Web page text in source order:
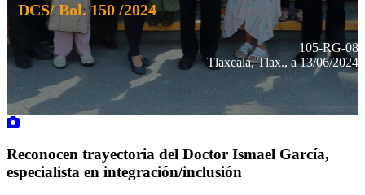
DCS/ Bol. 150 /2024
105-RG-08
Tlaxcala, Tlax., a 13/06/2024
Reconocen trayectoria del Doctor Ismael García,
especialista en integración/inclusión